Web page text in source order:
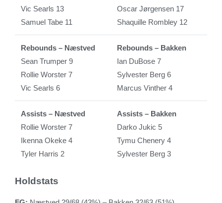
Vic Searls 13
Samuel Tabe 11
Oscar Jørgensen 17
Shaquille Rombley 12
Rebounds – Næstved
Sean Trumper 9
Rollie Worster 7
Vic Searls 6
Rebounds – Bakken
Ian DuBose 7
Sylvester Berg 6
Marcus Vinther 4
Assists – Næstved
Rollie Worster 7
Ikenna Okeke 4
Tyler Harris 2
Assists – Bakken
Darko Jukic 5
Tymu Chenery 4
Sylvester Berg 3
Holdstats